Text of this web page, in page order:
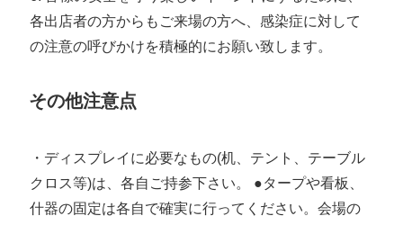
各出店者の方からもご来場の方へ、感染症に対して
の注意の呼びかけを積極的にお願い致します。
その他注意点
・ディスプレイに必要なもの(机、テント、テーブル
クロス等)は、各自ご持参下さい。 ●タープや看板、
什器の固定は各自で確実に行ってください。会場の